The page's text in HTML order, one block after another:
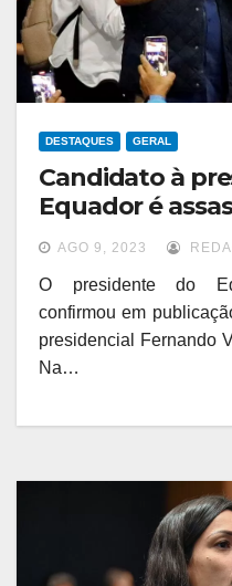
DESTAQUES GERAL
Candidato à
Equador é
AGO 9, 2023
O presidente do
confirmou em
presidencial Fernando
Na…